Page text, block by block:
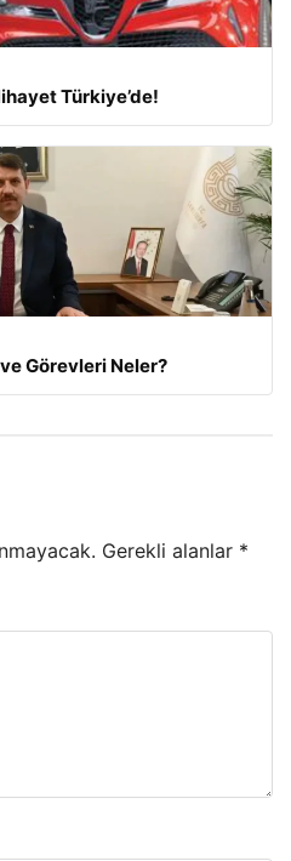
Türkiye’de!
Görevleri Neler?
Gerekli alanlar *